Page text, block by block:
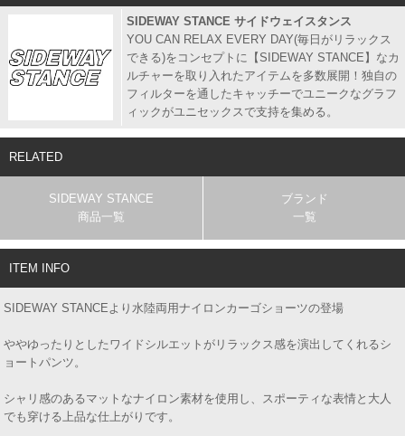
SIDEWAY STANCE サイドウェイスタンス
YOU CAN RELAX EVERY DAY(毎日がリラックス
できる)をコンセプトに【SIDEWAY STANCE】なカ
ルチャーを取り入れたアイテムを多数展開！独自の
フィルターを通したキャッチーでユニークなグラフ
ィックがユニセックスで支持を集める。
RELATED
SIDEWAY STANCE
商品一覧
ブランド
一覧
ITEM INFO
SIDEWAY STANCEより水陸両用ナイロンカーゴショーツの登場
ややゆったりとしたワイドシルエットがリラックス感を演出してくれるシ
ョートパンツ。
シャリ感のあるマットなナイロン素材を使用し、スポーティな表情と大人
でも穿ける上品な仕上がりです。